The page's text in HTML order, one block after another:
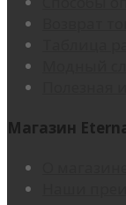
Магазин